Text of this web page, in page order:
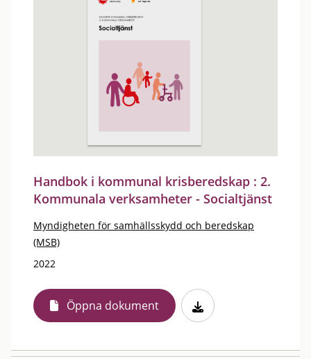
Handbok i kommunal krisberedskap : 2.
Kommunala verksamheter - Socialtjänst
Myndigheten för samhällsskydd och beredskap
(MSB)
2022
Öppna dokument